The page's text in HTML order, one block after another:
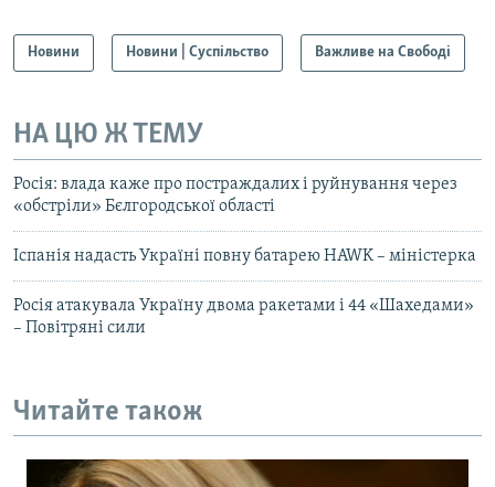
Новини Новини | Суспільство Важливе на Свободі
НА ЦЮ Ж ТЕМУ
Росія: влада каже про постраждалих і руйнування через
«обстріли» Бєлгородської області
Іспанія надасть Україні повну батарею HAWK – міністерка
Росія атакувала Україну двома ракетами і 44 «Шахедами»
– Повітряні сили
Читайте також